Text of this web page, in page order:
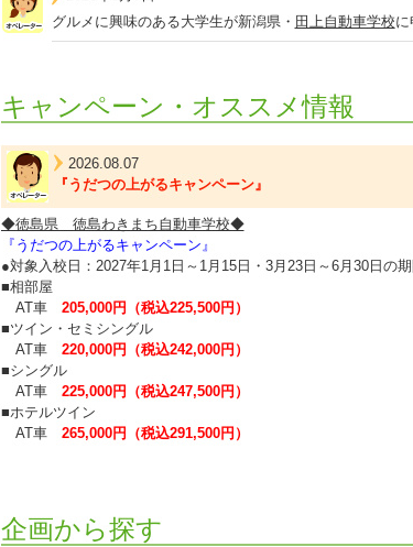
グルメに興味のある大学生が新潟県・ 田上自動車学校に
キャンペーン・オススメ情報
2026.08.07
『うだつの上がるキャンペーン』
◆徳島県 徳島わきまち自動車学校◆
『うだつの上がるキャンペーン』
●対象入校日：2027年1月1日～1月15日・3月23日～6月30日の
■相部屋
AT車 205,000円（税込225,500円）
■ツイン・セミシングル
AT車 220,000円（税込242,000円）
■シングル
AT車 225,000円（税込247,500円）
■ホテルツイン
AT車265,000円（税込291,500円）
※普通二輪免許を所持されている方は、上記料金より税込
※グル割との併用可能です。
企画から探す